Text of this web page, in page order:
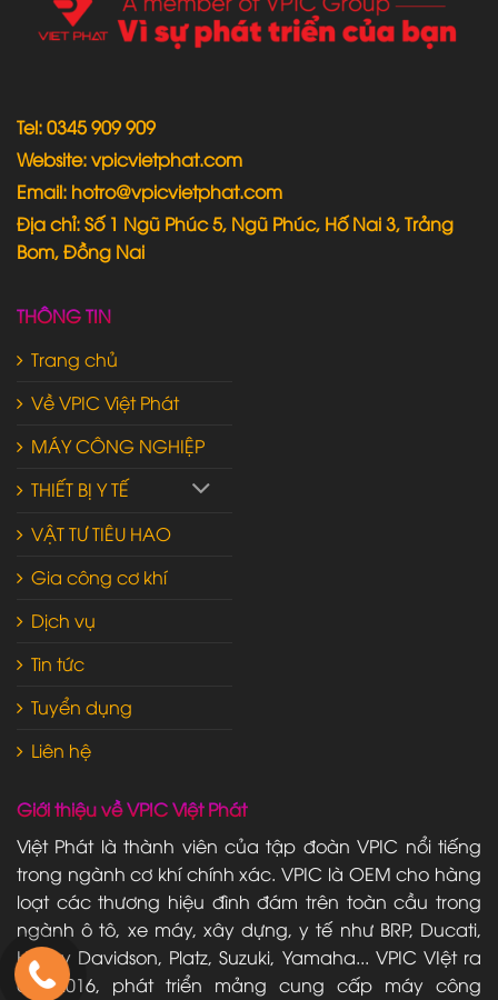
Tel: 0345 909 909
Website: vpicvietphat.com
Email: hotro@vpicvietphat.com
Địa chỉ: Số 1 Ngũ Phúc 5, Ngũ Phúc, Hố Nai 3, Trảng
Bom, Đồng Nai
THÔNG TIN
Trang chủ
Về VPIC Việt Phát
MÁY CÔNG NGHIỆP
THIẾT BỊ Y TẾ
VẬT TƯ TIÊU HAO
Gia công cơ khí
Dịch vụ
Tin tức
Tuyển dụng
Liên hệ
Giới thiệu về VPIC Việt Phát
Việt Phát là thành viên của tập đoàn VPIC nổi tiếng
trong ngành cơ khí chính xác. VPIC là OEM cho hàng
loạt các thương hiệu đình đám trên toàn cầu trong
ngành ô tô, xe máy, xây dựng, y tế như BRP, Ducati,
Harley Davidson, Platz, Suzuki, Yamaha... VPIC VIệt ra
đời 2016, phát triển mảng cung cấp máy công